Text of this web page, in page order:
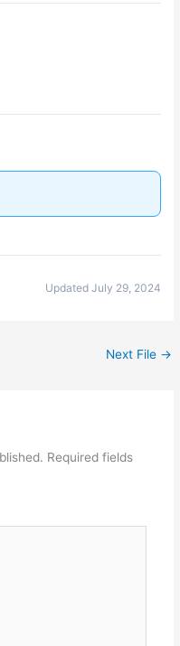
Updated July 29, 2024
Next File →
Required fields